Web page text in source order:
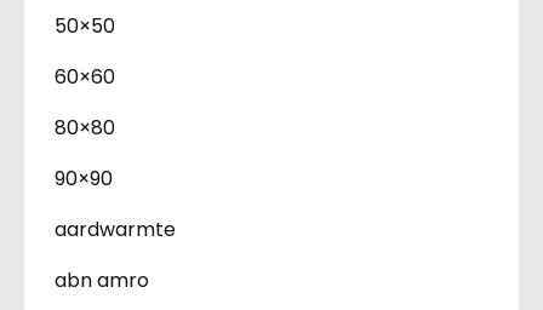
50×50
60×60
80×80
90×90
aardwarmte
abn amro